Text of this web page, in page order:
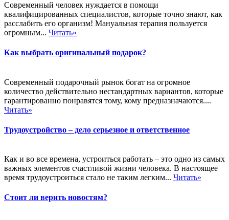
Современный человек нуждается в помощи
квалифицированных специалистов, которые точно знают, как
расслабить его организм! Мануальная терапия пользуется
огромным... Читать»
Как выбрать оригинальный подарок?
Современный подарочный рынок богат на огромное
количество действительно нестандартных вариантов, которые
гарантированно понравятся тому, кому предназначаются....
Читать»
Трудоустройство – дело серьезное и ответственное
Как и во все времена, устроиться работать – это одно из самых
важных элементов счастливой жизни человека. В настоящее
время трудоустроиться стало не таким легким... Читать»
Стоит ли верить новостям?